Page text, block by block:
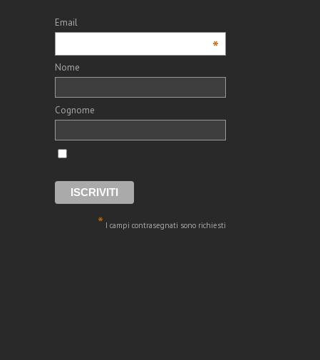
Email
*
Nome
Cognome
* I campi contrasegnati sono richiesti